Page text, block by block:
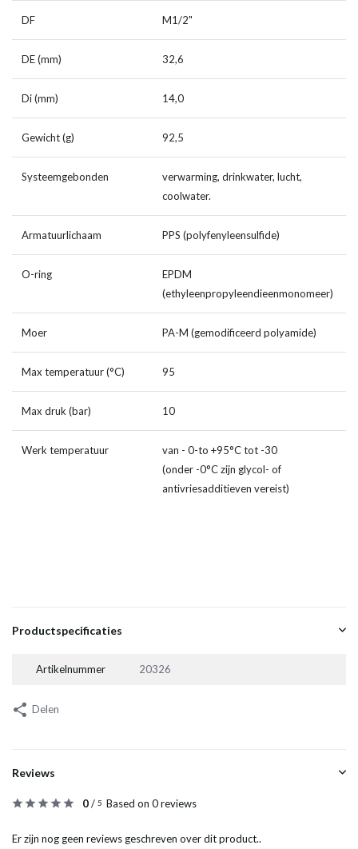
DF M1/2"
DE (mm) 32,6
Di (mm) 14,0
Gewicht (g) 92,5
Systeemgebonden
verwarming, drinkwater, lucht,
coolwater.
Armatuurlichaam PPS (polyfenyleensulfide)
O-ring
EPDM
(ethyleenpropyleendieenmonomeer)
Moer PA-M (gemodificeerd polyamide)
Max temperatuur (°C) 95
Max druk (bar) 10
Werk temperatuur
van - 0-to +95°C tot -30
(onder -0°C zijn glycol- of
antivriesadditieven vereist)
Productspecificaties
Artikelnummer 20326
Delen
Reviews
0/ 5 Based on 0 reviews
Er zijn nog geen reviews geschreven over dit product..